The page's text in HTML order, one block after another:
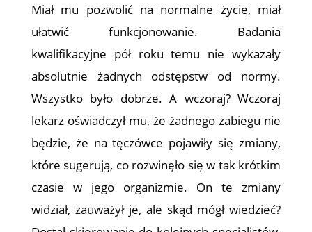
Miał mu pozwolić na normalne życie, miał
ułatwić funkcjonowanie. Badania
kwalifikacyjne pół roku temu nie wykazały
absolutnie żadnych odstępstw od normy.
Wszystko było dobrze. A wczoraj? Wczoraj
lekarz oświadczył mu, że żadnego zabiegu nie
będzie, że na tęczówce pojawiły się zmiany,
które sugerują, co rozwinęło się w tak krótkim
czasie w jego organizmie. On te zmiany
widział, zauważył je, ale skąd mógł wiedzieć?